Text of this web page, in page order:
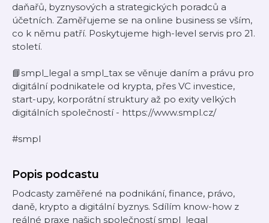
daňařů, byznysových a strategických poradců a
účetních. Zaměřujeme se na online business se vším,
co k němu patří. Poskytujeme high-level servis pro 21.
století.
📘smpl_legal a smpl_tax se věnuje daním a právu pro
digitální podnikatele od krypta, přes VC investice,
start-upy, korporátní struktury až po exity velkých
digitálních společností - https://www.smpl.cz/
#smpl
Popis podcastu
Podcasty zaměřené na podnikání, finance, právo,
daně, krypto a digitální byznys. Sdílím know-how z
reálné praxe našich společností smpl_legal